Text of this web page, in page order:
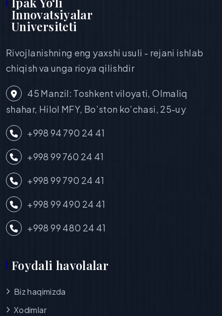
Innovatsiyalar
Universiteti
Rivojlanishning eng yaxshi usuli - rejani ishlab
chiqish va unga rioya qilishdir
45 Manzil: Toshkent viloyati, Olmaliq
shahar, Hilol MFY, Bo’ston ko’chasi, 25-uy
+998 94 790 24 41
+998 99 760 24 41
+998 99 790 24 41
+998 99 490 24 41
+998 99 480 24 41
Foydali havolalar
Biz haqimizda
Xodimlar